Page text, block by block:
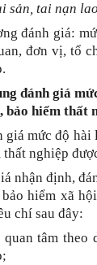
sản, tai nạn
đánh giá:
đơn vị, tổ
đánh giá
bảo hiểm thất
giá mức độ
thất nghiệp
nhận định,
hiểm xã
chí sau đây:
tâm theo